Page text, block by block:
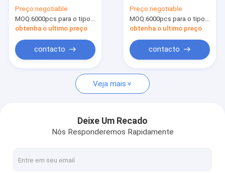
pintura à pistola da tela
Pintura à pistola dos grafittis
tinta acrílica de spray
tinta spray de marcação
pena de marcador
espuma do plutônio
Preço:negotiable
MOQ:6000pcs para o tipo de Aristo, 15000pcs para o tipo do cliente
obtenha o ultimo preço
contacto
Preço:negotiable
MOQ:6000pcs para o tipo de Aristo, 15000pcs para o tipo do cliente
obtenha o ultimo preço
contacto
Veja mais
Deixe Um Recado
Nós Responderemos Rapidamente